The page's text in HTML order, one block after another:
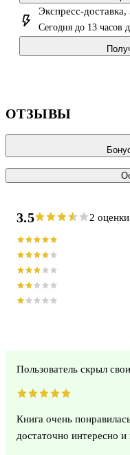
Экспресс-
Сегодня до 13 часов
ОТЗЫВЫ
3.5 2 оценки
Пользователь скрыл
Книга очень
достаточно интересно